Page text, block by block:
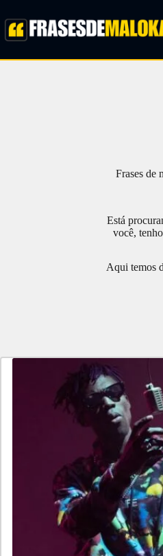
para
conteúdo
Frases de
Está
você,
Aqui temos